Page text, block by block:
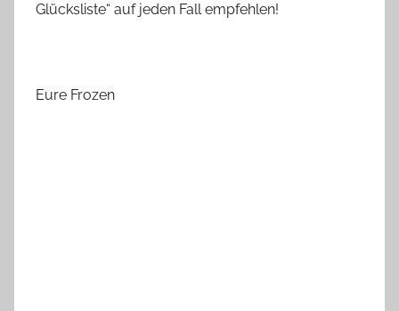
Glücksliste“ auf jeden Fall empfehlen!
Eure Frozen